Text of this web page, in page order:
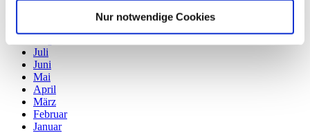
Nur notwendige Cookies
November
Juli
Juni
Mai
April
März
Februar
Januar